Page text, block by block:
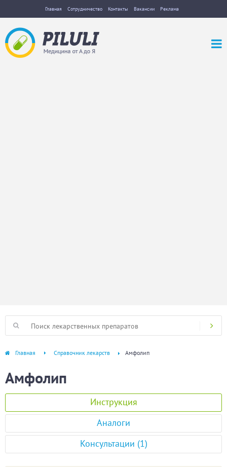
Главная Сотрудничество Контакты Вакансии Реклама
Главная Справочник лекарств Амфолип
Амфолип
Инструкция
Аналоги
Консультации (1)